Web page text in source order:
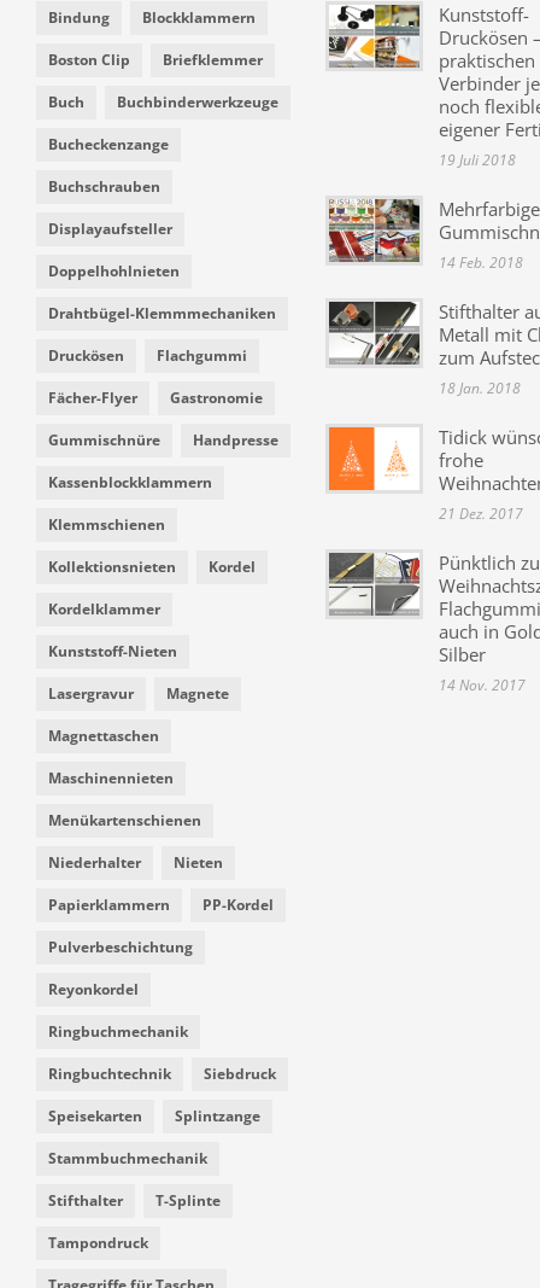
Bindung Blockklammern
Boston Clip Briefklemmer
Buch Buchbinderwerkzeuge
Bucheckenzange
Buchschrauben
Displayaufsteller
Doppelhohlnieten
Drahtbügel-Klemmmechaniken
Druckösen Flachgummi
Fächer-Flyer Gastronomie
Gummischnüre Handpresse
Kassenblockklammern
Klemmschienen
Kollektionsnieten Kordel
Kordelklammer
Kunststoff-Nieten
Lasergravur Magnete
Magnettaschen
Maschinennieten
Menükartenschienen
Niederhalter Nieten
Papierklammern PP-Kordel
Pulverbeschichtung
Reyonkordel
Ringbuchmechanik
Ringbuchtechnik Siebdruck
Speisekarten Splintzange
Stammbuchmechanik
Stifthalter T-Splinte
Tampondruck
Kunststoff-
Druckösen
praktischen
Verbinder
noch
eigener
19 Juli 2018
Mehrfarbige
14 Feb. 2018
Stifthalter
Metall mit
zum
18 Jan. 2018
Tidick
frohe
21 Dez. 2017
Pünktlich
auch in
Silber
14 Nov. 2017